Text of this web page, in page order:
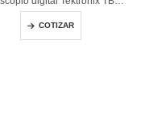
COTIZAR